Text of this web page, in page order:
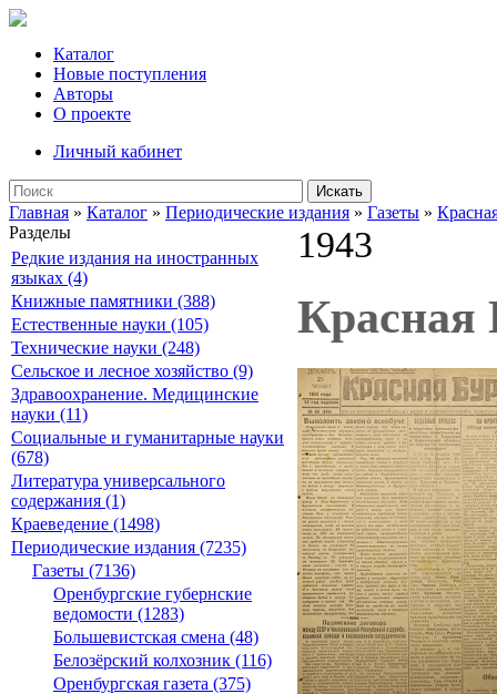
Каталог
Новые поступления
Авторы
О проекте
Личный кабинет
Искать
Главная » Каталог » Периодические издания » Газеты »
Разделы
Редкие издания на иностранных
языках (4)
Книжные памятники (388)
Естественные науки (105)
Технические науки (248)
Сельское и лесное хозяйство (9)
Здравоохранение. Медицинские
науки (11)
Социальные и гуманитарные науки
(678)
Литература универсального
содержания (1)
Краеведение (1498)
Периодические издания (7235)
Газеты (7136)
Оренбургские губернские
ведомости (1283)
Большевистская смена (48)
Белозёрский колхозник (116)
Оренбургская газета (375)
1943
Красная